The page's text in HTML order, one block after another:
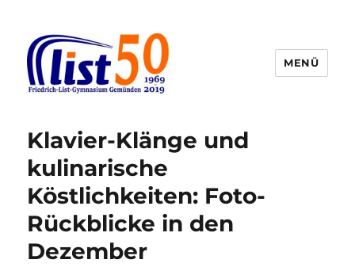
MENÜ
Klavier-Klänge und
kulinarische
Köstlichkeiten: Foto-
Rückblicke in den
Dezember